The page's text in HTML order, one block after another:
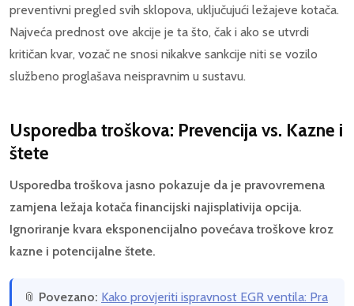
preventivni pregled svih sklopova, uključujući ležajeve kotača.
Najveća prednost ove akcije je ta što, čak i ako se utvrdi
kritičan kvar, vozač ne snosi nikakve sankcije niti se vozilo
službeno proglašava neispravnim u sustavu.
Usporedba troškova: Prevencija vs. Kazne i
štete
Usporedba troškova jasno pokazuje da je pravovremena
zamjena ležaja kotača financijski najisplativija opcija.
Ignoriranje kvara eksponencijalno povećava troškove kroz
kazne i potencijalne štete.
📎 Povezano: Kako provjeriti ispravnost EGR ventila: Pra